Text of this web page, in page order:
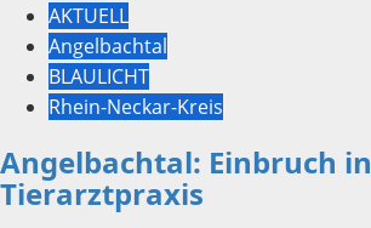
AKTUELL
Angelbachtal
BLAULICHT
Rhein-Neckar-Kreis
Angelbachtal: Einbruch in
Tierarztpraxis